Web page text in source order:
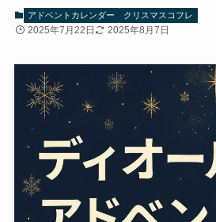
アドベントカレンダー クリスマスコフレ
2025年7月22日 2025年8月7日